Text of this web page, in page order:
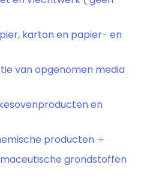
karton en papier- en
van opgenomen media
en
producten
grondstoffen